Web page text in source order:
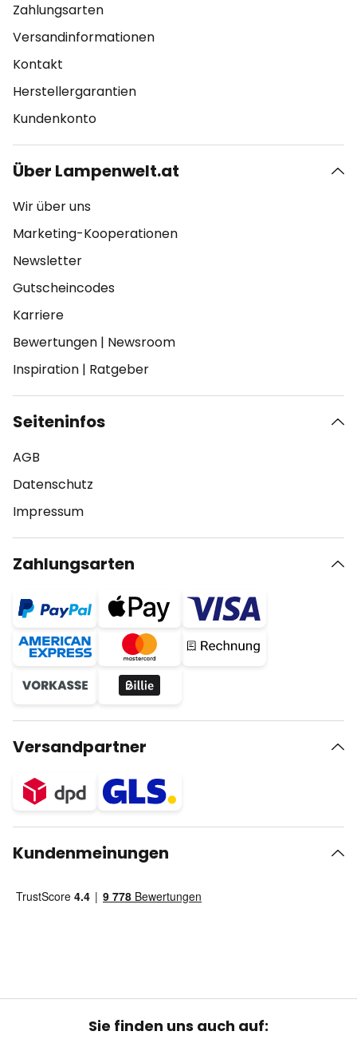
Zahlungsarten
Versandinformationen
Kontakt
Herstellergarantien
Kundenkonto
Über Lampenwelt.at
Wir über uns
Marketing-Kooperationen
Newsletter
Gutscheincodes
Karriere
Bewertungen | Newsroom
Inspiration | Ratgeber
Seiteninfos
AGB
Datenschutz
Impressum
Zahlungsarten
Versandpartner
Kundenmeinungen
Sie finden uns auch auf: